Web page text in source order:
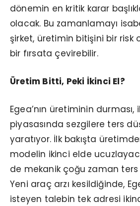
dönemin en kritik karar
olacak. Bu zamanlamayı
şirket, üretimin bitişini bir risk
bir fırsata çevirebilir.
Üretim Bitti, Peki İkinci El?
Egea’nın üretiminin durması,
piyasasında sezgilere ters
yaratıyor. İlk bakışta
modelin ikinci elde
de mekanik çoğu zaman
Yeni araç arzı kesildiğinde,
isteyen talebin tek adresi